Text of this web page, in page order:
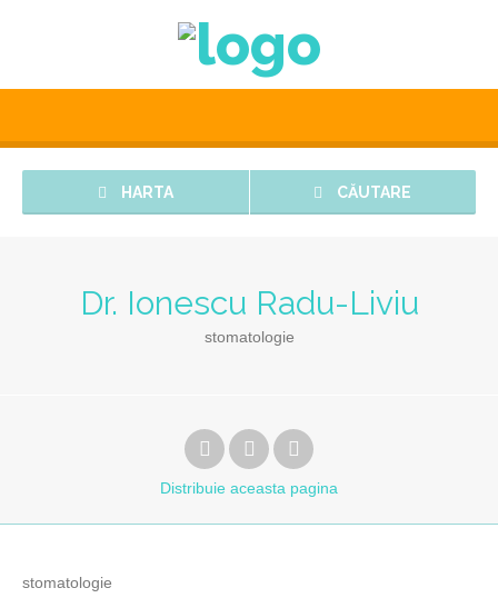
HARTA CĂUTARE
Dr. Ionescu Radu-Liviu
stomatologie
Distribuie aceasta pagina
stomatologie